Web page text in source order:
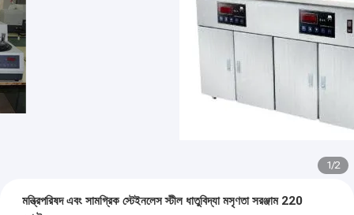
1/2
মন্ত্রিপরিষদ এবং সামগ্রিক স্টেইনলেস স্টীল ধাতুবিদ্যা মসৃণতা সরঞ্জাম 220